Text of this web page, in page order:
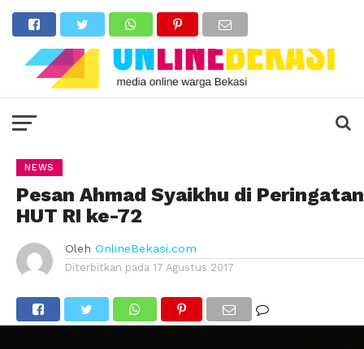
NEWS
Pesan Ahmad Syaikhu di Peringatan
HUT RI ke-72
Oleh OnlineBekasi.com
Diterbitkan pada 17 Agustus 2017